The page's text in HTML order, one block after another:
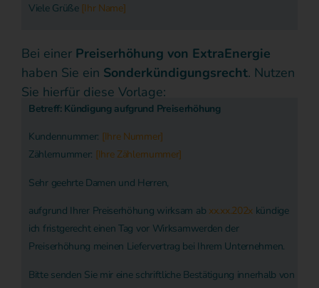
Viele Grüße [Ihr Name]
Bei einer Preiserhöhung von ExtraEnergie
haben Sie ein Sonderkündigungsrecht. Nutzen
Sie hierfür diese Vorlage:
Betreff: Kündigung aufgrund Preiserhöhung
Kundennummer: [Ihre Nummer]
Zählernummer: [Ihre Zählernummer]
Sehr geehrte Damen und Herren,
aufgrund Ihrer Preiserhöhung wirksam ab xx.xx.202x kündige
ich fristgerecht einen Tag vor Wirksamwerden der
Preiserhöhung meinen Liefervertrag bei Ihrem Unternehmen.
Bitte senden Sie mir eine schriftliche Bestätigung innerhalb von